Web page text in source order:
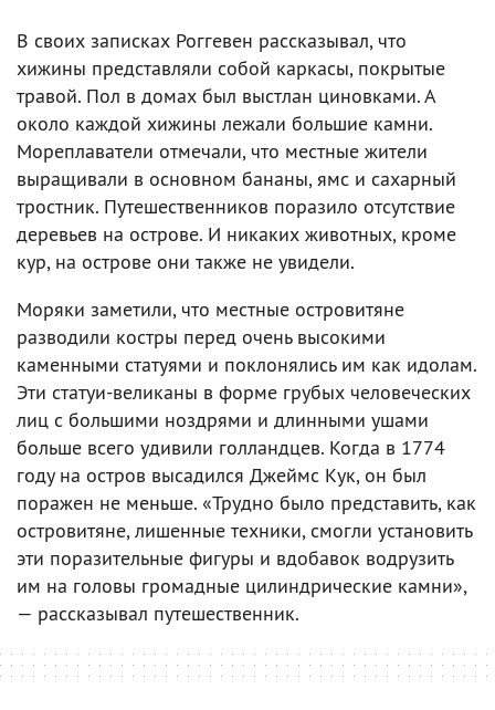
В своих записках Роггевен рассказывал, что
хижины представляли собой каркасы, покрытые
травой. Пол в домах был выстлан циновками. А
около каждой хижины лежали большие камни.
Мореплаватели отмечали, что местные жители
выращивали в основном бананы, ямс и сахарный
тростник. Путешественников поразило отсутствие
деревьев на острове. И никаких животных, кроме
кур, на острове они также не увидели.
Моряки заметили, что местные островитяне
разводили костры перед очень высокими
каменными статуями и поклонялись им как идолам.
Эти статуи-великаны в форме грубых человеческих
лиц с большими ноздрями и длинными ушами
больше всего удивили голландцев. Когда в 1774
году на остров высадился Джеймс Кук, он был
поражен не меньше. «Трудно было представить, как
островитяне, лишенные техники, смогли установить
эти поразительные фигуры и вдобавок водрузить
им на головы громадные цилиндрические камни»,
— рассказывал путешественник.